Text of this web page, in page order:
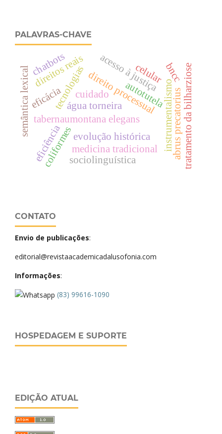
PALAVRAS-CHAVE
tecnologias
tabernaumontana elegans
direito processual
evolução histórica
autotutelainstrumentalismo
acesso à justiça
água torneira
coliformes abrus precatorius
medicina tradicional tratamento da bilharziose
semântica lexical bncc
sociolinguística
celular
eficiência
direitos reais
eficácia
chatbots
cuidado
CONTATO
Envio de publicações:
editorial@revistaacademicadalusofonia.com
Informações:
(83) 99616-1090
HOSPEDAGEM E SUPORTE
EDIÇÃO ATUAL